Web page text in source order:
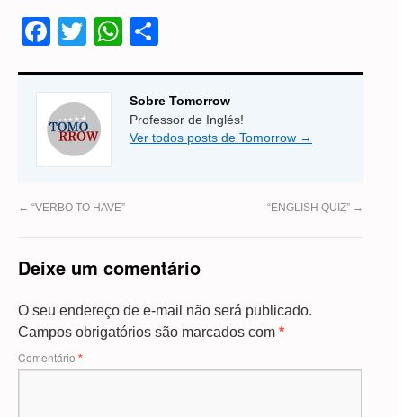
Facebook
TwitterWhatsApp
Sobre Tomorrow
Professor de Inglés!
Ver todos posts de Tomorrow →
← “VERBO TO HAVE” “ENGLISH QUIZ” →
Deixe um comentário
O seu endereço de e-mail não será publicado.
Campos obrigatórios são marcados com *
Comentário *